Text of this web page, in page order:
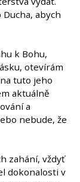
abych
k Bohu,
otevírám
tuto jeho
aktuálně
a
nebude, že
zahání, vždyť
dokonalosti v